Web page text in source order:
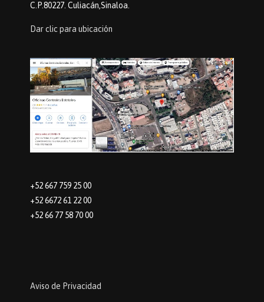
C.P.80227. Culiacán,Sinaloa.
Dar clic para ubicación
+52 667 759 25 00
+52 6672 61 22 00
+52 66 77 58 70 00
Aviso de Privacidad